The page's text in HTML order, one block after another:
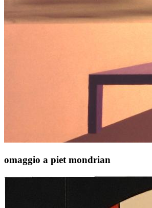
omaggio a piet mondrian